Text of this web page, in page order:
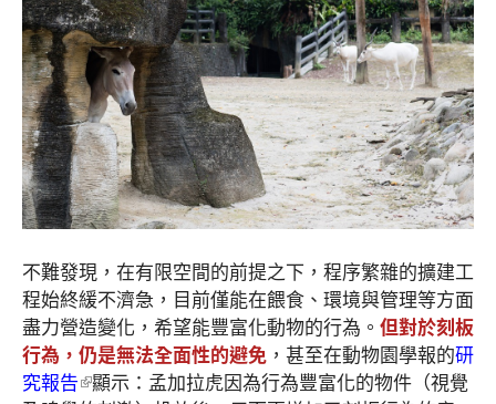
不難發現，在有限空間的前提之下，程序繁雜的擴建工
程始終緩不濟急，目前僅能在餵食、環境與管理等方面
盡力營造變化，希望能豐富化動物的行為。 但對於刻板
行為，仍是無法全面性的避免 ，甚至在動物園學報的研
究報告 顯示：孟加拉虎因為行為豐富化的物件（視覺